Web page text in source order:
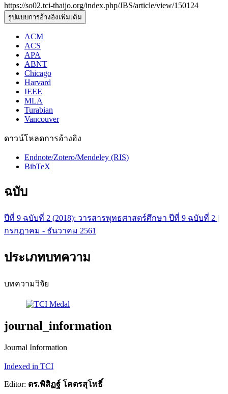
https://so02.tci-thaijo.org/index.php/JBS/article/view/150124
รูปแบบการอ้างอิงเพิ่มเติม
ACM
ACS
APA
ABNT
Chicago
Harvard
IEEE
MLA
Turabian
Vancouver
ดาวน์โหลดการอ้างอิง
Endnote/Zotero/Mendeley (RIS)
BibTeX
ฉบับ
ปีที่ 9 ฉบับที่ 2 (2018): วารสารพุทธศาสตร์ศึกษา ปีที่ 9 ฉบับที่ 2 |
กรกฎาคม - ธันวาคม 2561
ประเภทบทความ
บทความวิจัย
journal_information
Journal Information
Indexed in TCI
Editor: ดร.พิสิฏฐ์ โคตรสุโพธิ์